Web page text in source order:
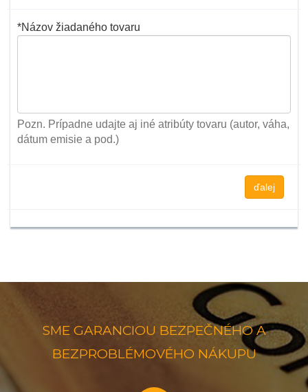
*Názov žiadaného tovaru
Pozn. Prípadne udajte aj iné atribúty tovaru (autor, váha,
dátum emisie a pod.)
ďalej
SME GARANCIOU BEZPEČNÉHO A
BEZPROBLÉMOVÉHO NÁKUPU